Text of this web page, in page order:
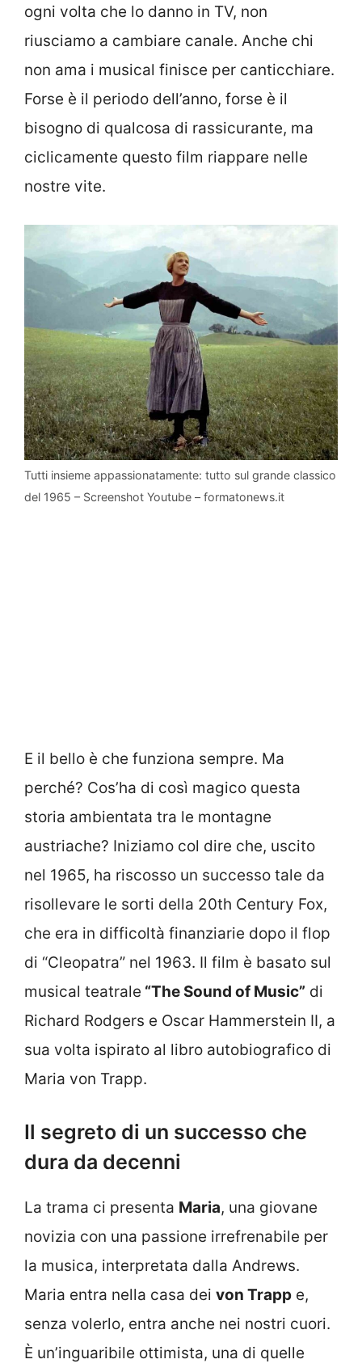
ogni volta che lo danno in TV, non
riusciamo a cambiare canale. Anche chi
non ama i musical finisce per canticchiare.
Forse è il periodo dell’anno, forse è il
bisogno di qualcosa di rassicurante, ma
ciclicamente questo film riappare nelle
nostre vite.
Tutti insieme appassionatamente: tutto sul grande classico
del 1965 – Screenshot Youtube – formatonews.it
E il bello è che funziona sempre. Ma
perché? Cos’ha di così magico questa
storia ambientata tra le montagne
austriache? Iniziamo col dire che, uscito
nel 1965, ha riscosso un successo tale da
risollevare le sorti della 20th Century Fox,
che era in difficoltà finanziarie dopo il flop
di “Cleopatra” nel 1963. Il film è basato sul
musical teatrale “The Sound of Music” di
Richard Rodgers e Oscar Hammerstein II, a
sua volta ispirato al libro autobiografico di
Maria von Trapp.
Il segreto di un successo che
dura da decenni
La trama ci presenta Maria, una giovane
novizia con una passione irrefrenabile per
la musica, interpretata dalla Andrews.
Maria entra nella casa dei von Trapp e,
senza volerlo, entra anche nei nostri cuori.
È un’inguaribile ottimista, una di quelle